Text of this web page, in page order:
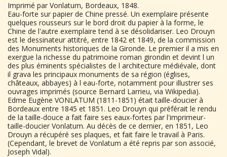
Imprimé par Vonlatum, Bordeaux, 1848.
Eau-forte sur papier de Chine pressé. Un exemplaire présente
quelques rousseurs sur le bord droit du papier à la forme, le
Chine de l'autre exemplaire tend à se désolidariser. Leo Drouyn
est le dessinateur attitré, entre 1842 et 1849, de la commission
des Monuments historiques de la Gironde. Le premier il a mis en
exergue la richesse du patrimoine roman girondin et devint l un
des plus éminents spécialistes de l architecture médiévale, dont
il grava les principaux monuments de sa région (églises,
châteaux, abbayes) à l eau-forte, notamment pour illustrer ses
ouvrages imprimés (source Bernard Larrieu, via Wikipedia).
Edme Eugène VONLATUM (1811-1851) était taille-doucier à
Bordeaux entre 1845 et 1851. Leo Drouyn qui préférait le rendu
de la taille-douce a fait faire ses eaux-fortes par l'imprimeur-
taille-doucier Vonlatum. Au décès de ce dernier, en 1851, Leo
Drouyn a récupéré ses plaques, et fait faire le travail à Paris.
(Cependant, le brevet de Vonlatum a été repris par son associé,
Joseph Vidal).